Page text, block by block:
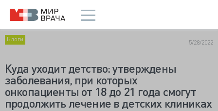
Блоги 5/28/2022
Куда уходит детство: утверждены
заболевания, при которых
онкопациенты от 18 до 21 года смогут
продолжить лечение в детских клиниках